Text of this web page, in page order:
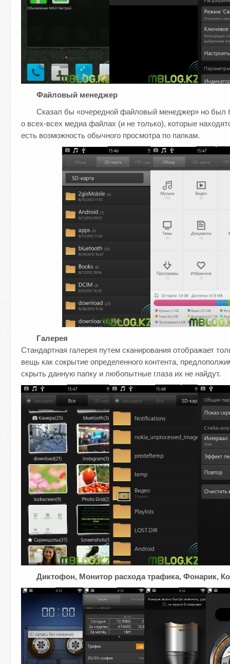
Файловый менеджер
Сказал бы «очередной файловый менеджер» но
о всех-всех медиа файлах (и не только), которые
есть возможность обычного просмотра по папкам.
Галерея
Стандартная галерея путем сканирования отображает
вещь как сокрытие определенного контента,
скрыть данную папку и любопытные глаза их не найдут.
Диктофон, Монитор расхода трафика, Фонарик,